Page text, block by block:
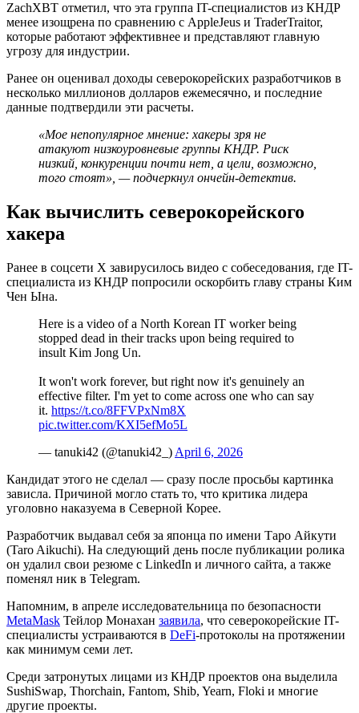
ZachXBT отметил, что эта группа IT-специалистов из КНДР
менее изощрена по сравнению с AppleJeus и TraderTraitor,
которые работают эффективнее и представляют главную
угрозу для индустрии.
Ранее он оценивал доходы северокорейских разработчиков в
несколько миллионов долларов ежемесячно, и последние
данные подтвердили эти расчеты.
«Мое непопулярное мнение: хакеры зря не
атакуют низкоуровневые группы КНДР. Риск
низкий, конкуренции почти нет, а цели, возможно,
того стоят», — подчеркнул ончейн-детектив.
Как вычислить северокорейского
хакера
Ранее в соцсети X завирусилось видео с собеседования, где IT-
специалиста из КНДР попросили оскорбить главу страны Ким
Чен Ына.
Here is a video of a North Korean IT worker being
stopped dead in their tracks upon being required to
insult Kim Jong Un.
It won't work forever, but right now it's genuinely an
effective filter. I'm yet to come across one who can say
it. https://t.co/8FFVPxNm8X
pic.twitter.com/KXI5efMo5L
— tanuki42 (@tanuki42_) April 6, 2026
Кандидат этого не сделал — сразу после просьбы картинка
зависла. Причиной могло стать то, что критика лидера
уголовно наказуема в Северной Корее.
Разработчик выдавал себя за японца по имени Таро Айкути
(Taro Aikuchi). На следующий день после публикации ролика
он удалил свои резюме с LinkedIn и личного сайта, а также
поменял ник в Telegram.
Напомним, в апреле исследовательница по безопасности
MetaMask Тейлор Монахан заявила, что северокорейские IT-
специалисты устраиваются в DeFi-протоколы на протяжении
как минимум семи лет.
Среди затронутых лицами из КНДР проектов она выделила
SushiSwap, Thorchain, Fantom, Shib, Yearn, Floki и многие
другие проекты.